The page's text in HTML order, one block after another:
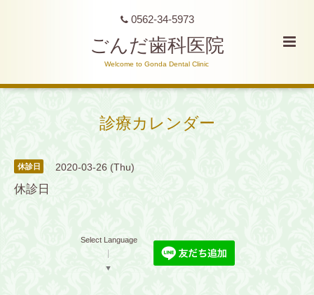
0562-34-5973
ごんだ歯科医院
Welcome to Gonda Dental Clinic
診療カレンダー
休診日 2020-03-26 (Thu)
休診日
Select Language
▼